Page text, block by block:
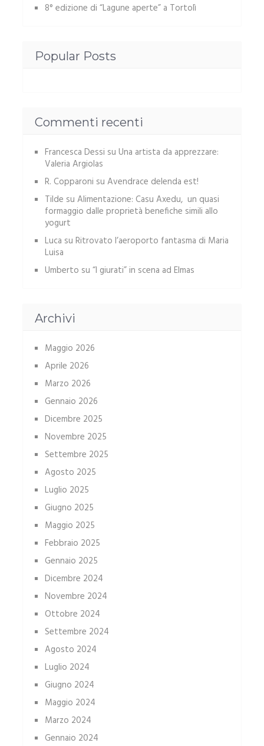
8° edizione di “Lagune aperte” a Tortolì
Popular Posts
Commenti recenti
Francesca Dessi su Una artista da apprezzare:
Valeria Argiolas
R. Copparoni su Avendrace delenda est!
Tilde su Alimentazione: Casu Axedu, un quasi
formaggio dalle proprietà benefiche simili allo
yogurt
Luca su Ritrovato l’aeroporto fantasma di Maria
Luisa
Umberto su “I giurati” in scena ad Elmas
Archivi
Maggio 2026
Aprile 2026
Marzo 2026
Gennaio 2026
Dicembre 2025
Novembre 2025
Settembre 2025
Agosto 2025
Luglio 2025
Giugno 2025
Maggio 2025
Febbraio 2025
Gennaio 2025
Dicembre 2024
Novembre 2024
Ottobre 2024
Settembre 2024
Agosto 2024
Luglio 2024
Giugno 2024
Maggio 2024
Marzo 2024
Gennaio 2024